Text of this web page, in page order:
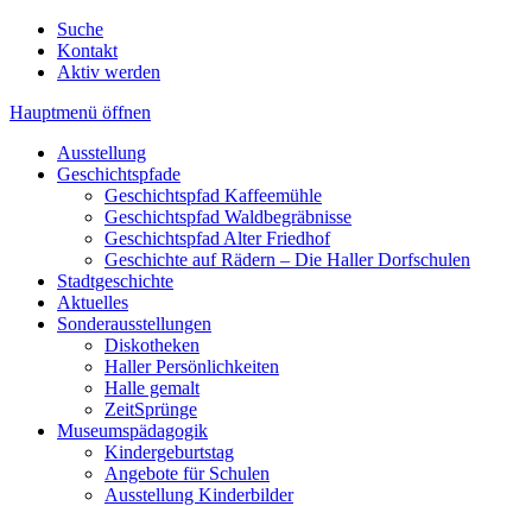
Suche
Kontakt
Aktiv werden
Hauptmenü öffnen
Ausstellung
Geschichtspfade
Geschichtspfad Kaffeemühle
Geschichtspfad Waldbegräbnisse
Geschichtspfad Alter Friedhof
Geschichte auf Rädern – Die Haller Dorfschulen
Stadtgeschichte
Aktuelles
Sonderausstellungen
Diskotheken
Haller Persönlichkeiten
Halle gemalt
ZeitSprünge
Museumspädagogik
Kindergeburtstag
Angebote für Schulen
Ausstellung Kinderbilder